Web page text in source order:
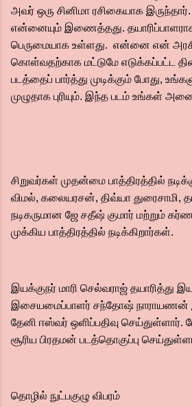
அவர் ஒரு சினிமா ரசிகையாக
என்னையும் இணைத்தது.
பெருமையாக உள்ளது. என்னை என்
கொள்வதற்காக மட்டுமே எடுக்கப்பட்ட
படத்தைப் பார்த்து முடிக்கும் போது,
முழுதாக புரியும். இந்த படம் உங்கள்
சிறுவர்கள் முதன்மை பாத்திரத்தில்
விமல், கலையரசன், திவ்யா துரைசாமி,
நடிகருமான ஜே சதீஷ் குமார் மற்றும்
முக்கிய பாத்திரத்தில் நடிக்கிறார்கள்.
இயக்குநர் மாரி செல்வராஜ் தயாரித்து
இசையமைப்பாளர் சந்தோஷ் நாராயணன்
தேனி ஈஸ்வர் ஒளிப்பதிவு செய்துள்ளார்.
சூரிய பிரதமன் படத்தொகுப்பு
தொழில் நுட்பகுழு விபரம்